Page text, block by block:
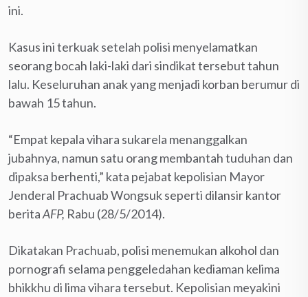
ini.
Kasus ini terkuak setelah polisi menyelamatkan
seorang bocah laki-laki dari sindikat tersebut tahun
lalu. Keseluruhan anak yang menjadi korban berumur di
bawah 15 tahun.
“Empat kepala vihara sukarela menanggalkan
jubahnya, namun satu orang membantah tuduhan dan
dipaksa berhenti,” kata pejabat kepolisian Mayor
Jenderal Prachuab Wongsuk seperti dilansir kantor
beritaAFP, Rabu (28/5/2014).
Dikatakan Prachuab, polisi menemukan alkohol dan
pornografi selama penggeledahan kediaman kelima
bhikkhu di lima vihara tersebut. Kepolisian meyakini